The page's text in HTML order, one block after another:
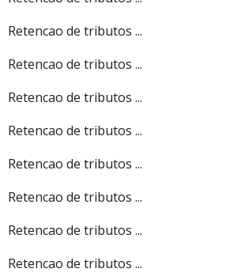
Retencao de tributos ...
Retencao de tributos ...
Retencao de tributos ...
Retencao de tributos ...
Retencao de tributos ...
Retencao de tributos ...
Retencao de tributos ...
Retencao de tributos ...